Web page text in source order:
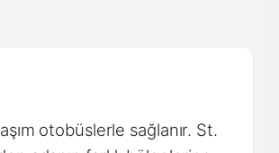
otobüslerle sağlanır. St.